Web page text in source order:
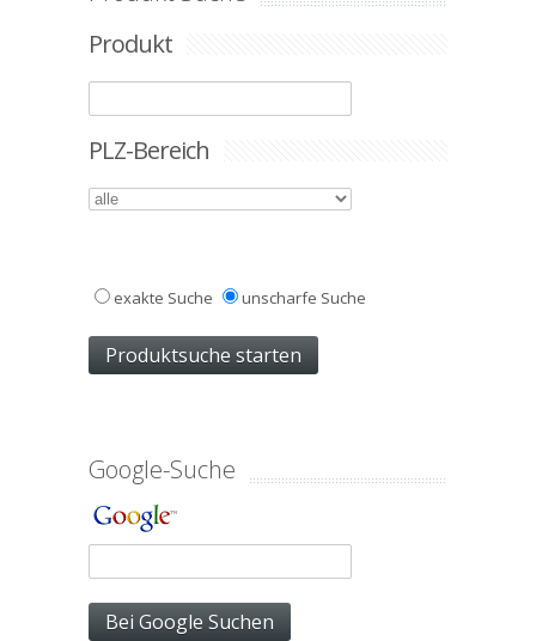
Produkt
PLZ-Bereich
exakte Suche unscharfe Suche
Google-Suche